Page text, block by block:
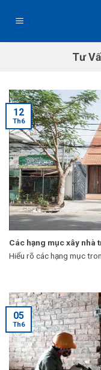
Tư
Các hạng mục xây nhà
Hiểu rõ các hạng mục
12
Th6
05
Th6